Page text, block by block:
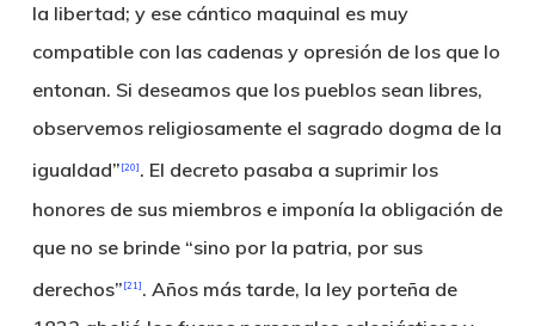
la libertad; y ese cántico maquinal es muy
compatible con las cadenas y opresión de los que lo
entonan. Si deseamos que los pueblos sean libres,
observemos religiosamente el sagrado dogma de la
igualdad” [20] . El decreto pasaba a suprimir los
honores de sus miembros e imponía la obligación de
que no se brinde “sino por la patria, por sus
derechos” [21] . Años más tarde, la ley porteña de